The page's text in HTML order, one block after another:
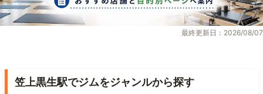
最終更新日：2026/08/07
笠上黒生駅でジムをジャンルから探す